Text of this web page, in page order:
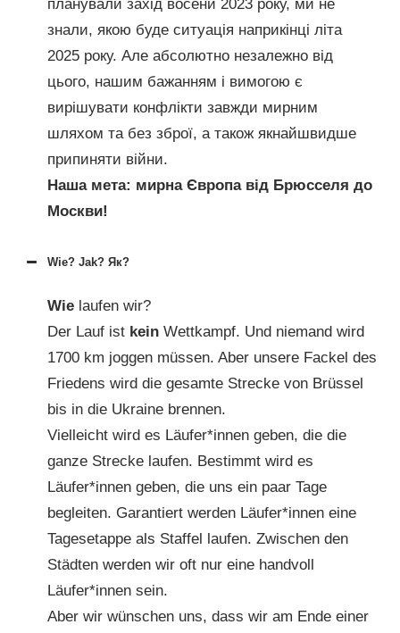
планували захід восени 2023 року, ми не
знали, якою буде ситуація наприкінці літа
2025 року. Але абсолютно незалежно від
цього, нашим бажанням і вимогою є
вирішувати конфлікти завжди мирним
шляхом та без зброї, а також якнайшвидше
припиняти війни.
Наша мета: мирна Європа від Брюсселя до
Москви!
Wie? Jak? Як?
Wielaufen wir?
Der Lauf ist keinWettkampf. Und niemand wird
1700 km joggen müssen. Aber unsere Fackel des
Friedens wird die gesamte Strecke von Brüssel
bis in die Ukraine brennen.
Vielleicht wird es Läufer*innen geben, die die
ganze Strecke laufen. Bestimmt wird es
Läufer*innen geben, die uns ein paar Tage
begleiten. Garantiert werden Läufer*innen eine
Tagesetappe als Staffel laufen. Zwischen den
Städten werden wir oft nur eine handvoll
Läufer*innen sein.
Aber wir wünschen uns, dass wir am Ende einer